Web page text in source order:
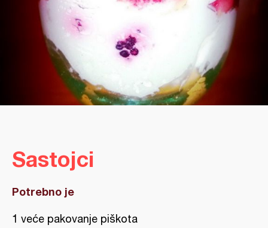
Sastojci
Potrebno je
1 veće pakovanje piškota